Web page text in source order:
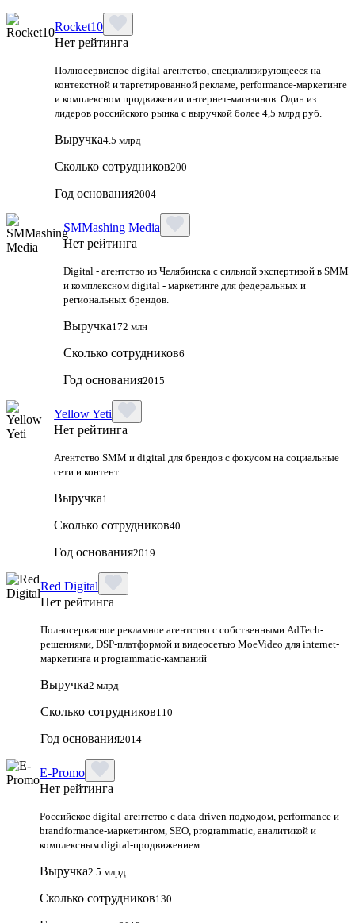
Rocket10
Нет рейтинга
Полносервисное digital-агентство, специализирующееся на
контекстной и таргетированной рекламе, performance-маркетинге
и комплексном продвижении интернет-магазинов. Один из
лидеров российского рынка с выручкой более 4,5 млрд руб.
Выручка4.5 млрд
Сколько сотрудников200
Год основания2004
SMMashing Media
Нет рейтинга
Digital - агентство из Челябинска с сильной экспертизой в SMM
и комплексном digital - маркетинге для федеральных и
региональных брендов.
Выручка172 млн
Сколько сотрудников6
Год основания2015
Yellow Yeti
Нет рейтинга
Агентство SMM и digital для брендов с фокусом на социальные
сети и контент
Выручка1
Сколько сотрудников40
Год основания2019
Red Digital
Нет рейтинга
Полносервисное рекламное агентство с собственными AdTech-
решениями, DSP-платформой и видеосетью MoeVideo для internet-
маркетинга и programmatic-кампаний
Выручка2 млрд
Сколько сотрудников110
Год основания2014
E-Promo
Нет рейтинга
Российское digital-агентство с data-driven подходом, performance и
brandformance-маркетингом, SEO, programmatic, аналитикой и
комплексным digital-продвижением
Выручка2.5 млрд
Сколько сотрудников130